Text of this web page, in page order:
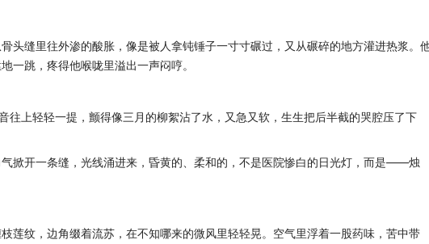
缝里往外渗的酸胀，像是被人拿钝锤子一寸寸碾过，又从碾碎的地方灌进热浆。
一跳，疼得他喉咙里溢出一声闷哼。
轻轻一提，颤得像三月的柳絮沾了水，又急又软，生生把后半截的哭腔压了下
开一条缝，光线涌进来，昏黄的、柔和的，不是医院惨白的日光灯，而是——烛
纹，边角缀着流苏，在不知哪来的微风里轻轻晃。空气里浮着一股药味，苦中带